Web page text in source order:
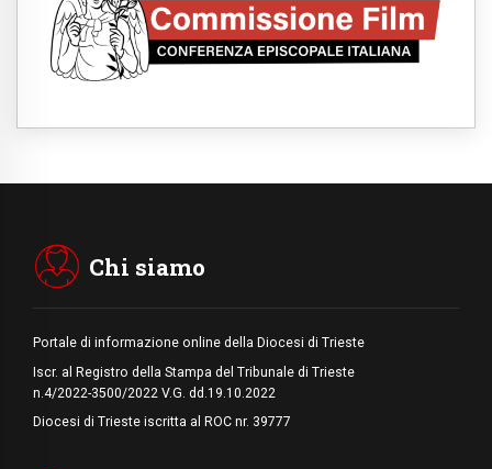
09.08.2026
Indonesia, un dollaro per la costruzione di
219 Chiese
Chi siamo
Portale di informazione online della Diocesi di Trieste
Iscr. al Registro della Stampa del Tribunale di Trieste
n.4/2022-3500/2022 V.G. dd.19.10.2022
Diocesi di Trieste iscritta al ROC nr. 39777